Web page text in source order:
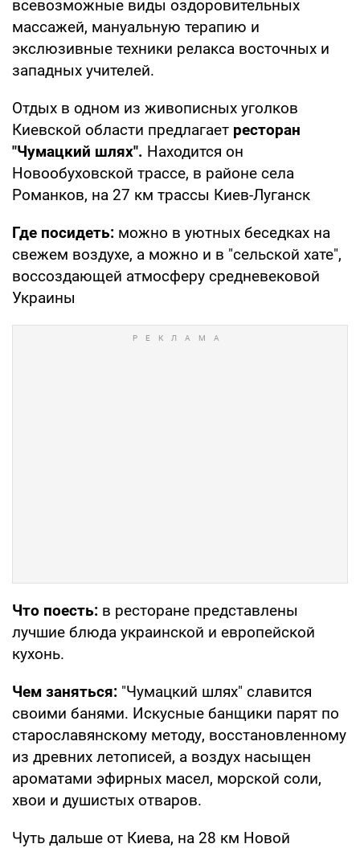
всевозможные виды оздоровительных
массажей, мануальную терапию и
экслюзивные техники релакса восточных и
западных учителей.
Отдых в одном из живописных уголков
Киевской области предлагает ресторан
"Чумацкий шлях". Находится он
Новообуховской трассе, в районе села
Романков, на 27 км трассы Киев-Луганск
Где посидеть: можно в уютных беседках на
свежем воздухе, а можно и в "сельской хате",
воссоздающей атмосферу средневековой
Украины
Что поесть: в ресторане представлены
лучшие блюда украинской и европейской
кухонь.
Чем заняться: "Чумацкий шлях" славится
своими банями. Искусные банщики парят по
старославянскому методу, восстановленному
из древних летописей, а воздух насыщен
ароматами эфирных масел, морской соли,
хвои и душистых отваров.
Чуть дальше от Киева, на 28 км Новой